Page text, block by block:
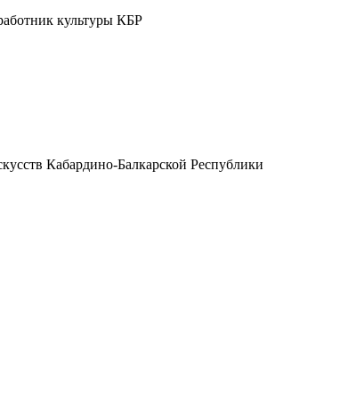
культуры КБР
Кабардино-Балкарской Республики